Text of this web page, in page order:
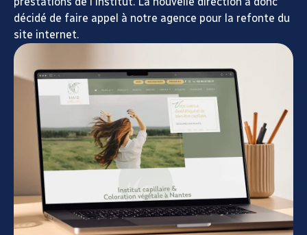
décidé de faire appel à notre agence pour la refonte du
site internet.